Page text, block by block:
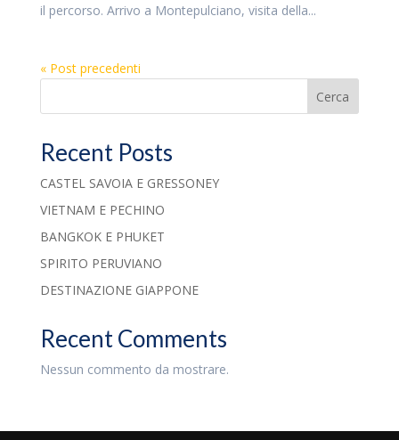
il percorso. Arrivo a Montepulciano, visita della...
« Post precedenti
Cerca
Recent Posts
CASTEL SAVOIA E GRESSONEY
VIETNAM E PECHINO
BANGKOK E PHUKET
SPIRITO PERUVIANO
DESTINAZIONE GIAPPONE
Recent Comments
Nessun commento da mostrare.